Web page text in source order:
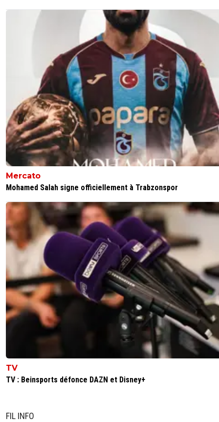
Mercato
Mohamed Salah signe officiellement à Trabzonspor
TV
TV : Beinsports défonce DAZN et Disney+
FIL INFO